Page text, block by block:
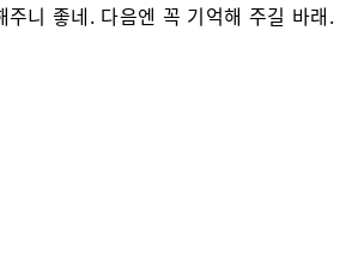
주니 좋네. 다음엔 꼭 기억해 주길 바래.